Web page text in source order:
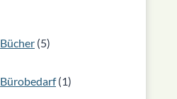
Bücher 5
5
Produkte
Bürobedarf 1
1
Produkt